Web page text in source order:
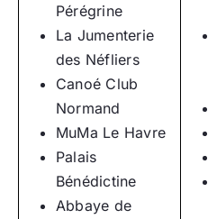
Pérégrine
La Jumenterie
des Néfliers
Canoé Club
Normand
MuMa Le Havre
Palais
Bénédictine
Abbaye de